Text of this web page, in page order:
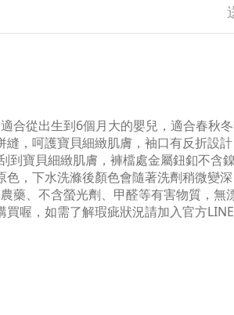
合從出生到6個月大的嬰兒，適合春秋冬
，呵護寶貝細緻肌膚，袖口有反折設計
寶貝細緻肌膚，褲檔處金屬鈕釦不含
，下水洗滌後顏色會隨著洗劑稍微變深
藥、不含螢光劑、甲醛等有害物質，無
喔，如需了解瑕疵狀況請加入官方